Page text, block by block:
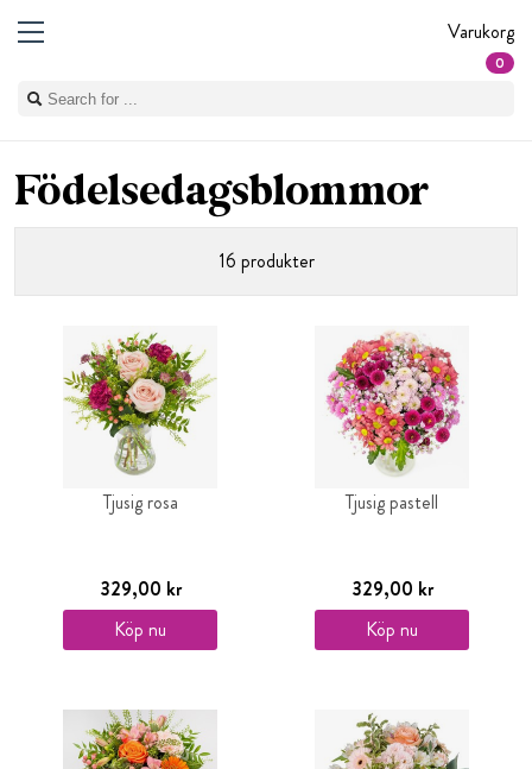
Varukorg
0
Födelsedagsblommor
16 produkter
Tjusig rosa
329,00 kr
Köp nu
Tjusig pastell
329,00 kr
Köp nu